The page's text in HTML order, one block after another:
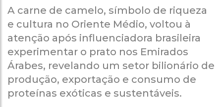
A carne de camelo, símbolo de riqueza
e cultura no Oriente Médio, voltou à
atenção após influenciadora brasileira
experimentar o prato nos Emirados
Árabes, revelando um setor bilionário de
produção, exportação e consumo de
proteínas exóticas e sustentáveis.